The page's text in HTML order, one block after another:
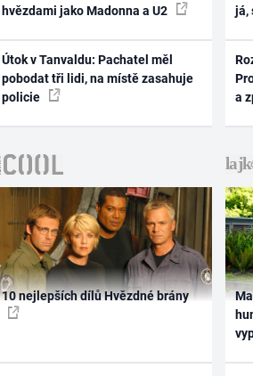
hvězdami jako Madonna a U2
Útok v Tanvaldu: Pachatel měl
pobodat tři lidi, na místě zasahuje
policie
já,
a
10 nejlepších dílů Hvězdné brány